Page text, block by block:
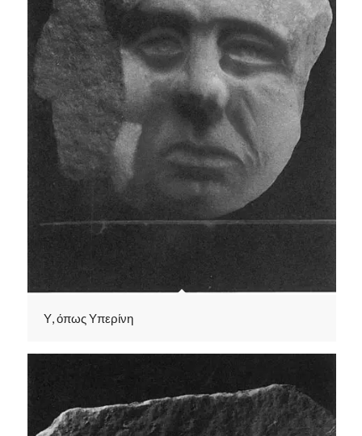
Υ, όπως Υπερίνη